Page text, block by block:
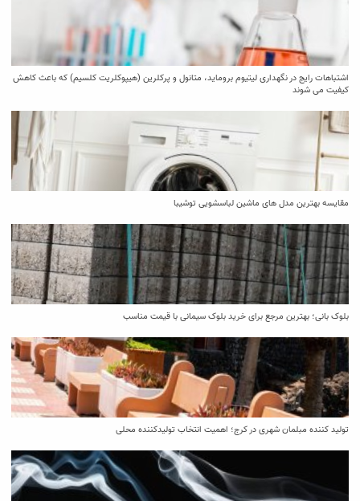
اشتباهات رایج در نگهداری لیتیوم بروماید، متانول و پرکلرین (هیپوکلریت کلسیم) که باعث کاهش
کیفیت می‌ شوند
مقایسه بهترین مدل ‌های ماشین لباسشویی توشیبا
بلوک بانی؛ بهترین مرجع برای خرید بلوک سیمانی با قیمت مناسب
تولید کننده مبلمان شهری در کرج؛ اهمیت انتخاب تولیدکننده محلی